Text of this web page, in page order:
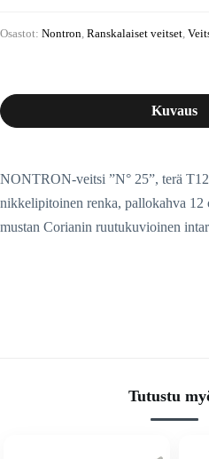
Osastot: Nontron Ranskalaiset veitset
Kuvaus
NONTRON-veitsi ”N° 25”, terä
nikkelipitoinen renka, pallokahva 12
mustan Corianin ruutukuvioinen
Tutustu